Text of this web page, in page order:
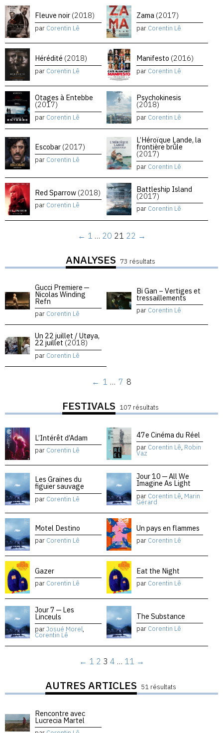
Fleuve noir (2018)
par Corentin Lê
Zama (2017)
par Corentin Lê
Hérédité (2018)
par Corentin Lê
Manifesto (2016)
par Corentin Lê
Otages à Entebbe
(2017)
par Corentin Lê
Psychokinesis
(2018)
par Corentin Lê
Escobar (2017)
par Corentin Lê
L’Héroïque Lande, la
frontière brûle
(2017)
par Corentin Lê
Red Sparrow (2018)
par Corentin Lê
Battleship Island
(2017)
par Corentin Lê
← 1 … 20 21 22 →
ANALYSES 73 résultats
Gucci Premiere —
Nicolas Winding
Refn
par Corentin Lê
Bi Gan – Vertiges et
tressaillements
par Corentin Lê
Un 22 juillet / Utøya,
22 juillet (2018)
par Corentin Lê
← 1 … 7 8
FESTIVALS 107 résultats
L’Intérêt d’Adam
par Corentin Lê
47e Cinéma du Réel
par Corentin Lê, Robin
Vaz
Les Graines du
figuier sauvage
par Corentin Lê
Jour 10 — All We
Imagine As Light
par Corentin Lê, Marin
Gérard
Motel Destino
par Corentin Lê
Un pays en flammes
par Corentin Lê
Gazer
par Corentin Lê
Eat the Night
par Corentin Lê
Jour 7 — Les
Linceuls
parJosué Morel,
Corentin Lê
The Substance
par Corentin Lê
← 1 2 3 4 … 11 →
AUTRES ARTICLES 51 résultats
Rencontre avec
Lucrecia Martel